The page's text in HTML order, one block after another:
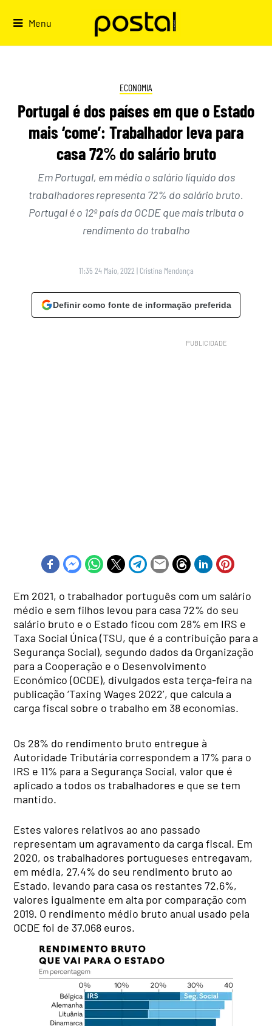
Menu
ECONOMIA
Portugal é dos países em que o Estado
mais ‘come’: Trabalhador leva para
casa 72% do salário bruto
Em Portugal, em média o salário líquido dos
trabalhadores representa 72% do salário bruto.
Portugal é o 12º país da OCDE que mais tributa o
rendimento do trabalho
11:35 24 Maio, 2022 | Cristina Mendonça
Definir como fonte de informação preferida
Em 2021, o trabalhador português com um salário
médio e sem filhos levou para casa 72% do seu
salário bruto e o Estado ficou com 28% em IRS e
Taxa Social Única (TSU, que é a contribuição para a
Segurança Social), segundo dados da Organização
para a Cooperação e o Desenvolvimento
Económico (OCDE), divulgados esta terça-feira na
publicação ‘Taxing Wages 2022’, que calcula a
carga fiscal sobre o trabalho em 38 economias.
Os 28% do rendimento bruto entregue à
Autoridade Tributária correspondem a 17% para o
IRS e 11% para a Segurança Social, valor que é
aplicado a todos os trabalhadores e que se tem
mantido.
Estes valores relativos ao ano passado
representam um agravamento da carga fiscal. Em
2020, os trabalhadores portugueses entregavam,
em média, 27,4% do seu rendimento bruto ao
Estado, levando para casa os restantes 72,6%,
valores igualmente em alta por comparação com
2019. O rendimento médio bruto anual usado pela
OCDE foi de 37.068 euros.